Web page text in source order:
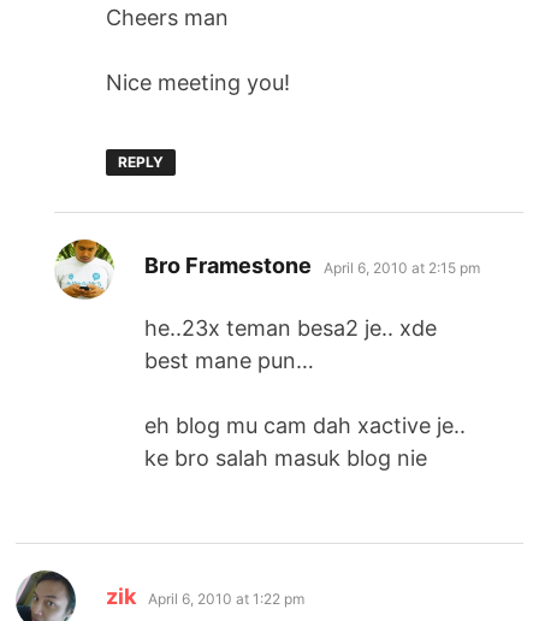
Cheers man
Nice meeting you!
REPLY
Bro Framestone says:
April 6, 2010 at 2:15 pm
he..23x teman besa2 je.. xde
best mane pun…
eh blog mu cam dah xactive je..
ke bro salah masuk blog nie
zik says:
April 6, 2010 at 1:22 pm